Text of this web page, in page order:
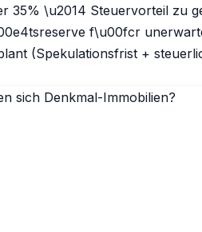
35% \u2014 Steuervorteil zu
f\u00fcr
(Spekulationsfrist +